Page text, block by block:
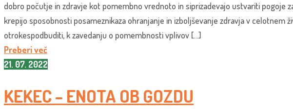
dobro počutje in zdravje kot pomembno vrednoto in siprizadevajo ustvariti pogoje
krepijo sposobnosti posameznikaza ohranjanje in izboljševanje zdravja v celotnem
otrokespodbuditi, k zavedanju o pomembnosti vplivov […]
Preberi več
21. 07. 2022
KEKEC – ENOTA OB GOZDU